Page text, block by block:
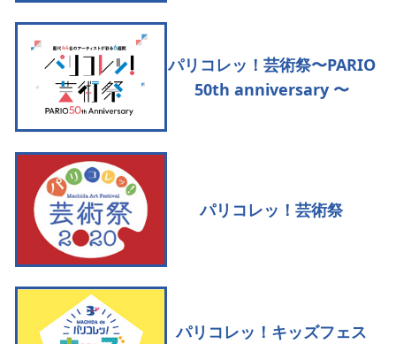
パリコレッ！芸術祭〜PARIO
50th anniversary 〜
パリコレッ！芸術祭
パリコレッ！キッズフェス